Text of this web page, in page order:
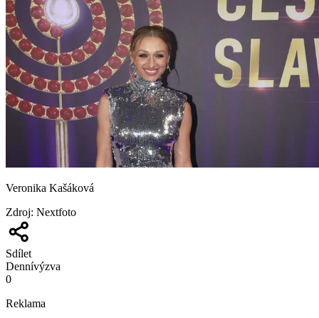
Veronika Kašáková
Zdroj: Nextfoto
Sdílet
Dennívýzva
0
Reklama